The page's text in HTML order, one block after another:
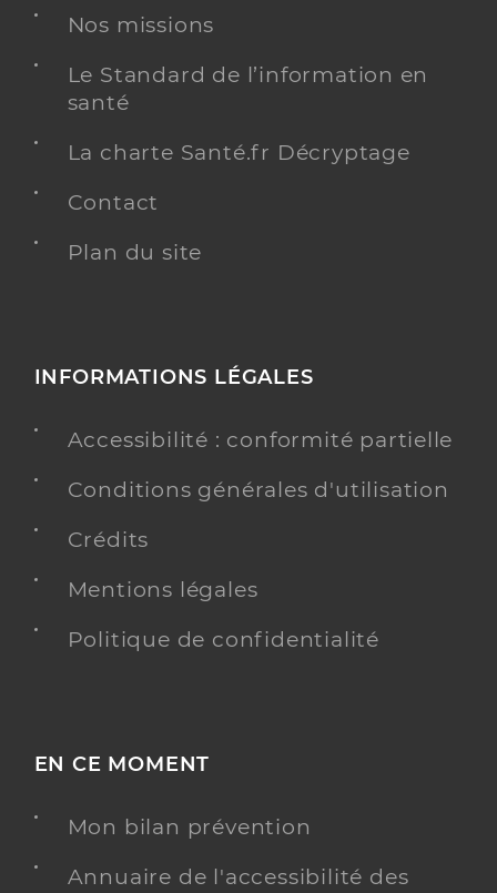
Nos missions
Le Standard de l’information en
santé
La charte Santé.fr Décryptage
Contact
Plan du site
INFORMATIONS LÉGALES
Accessibilité : conformité partielle
Conditions générales d'utilisation
Crédits
Mentions légales
Politique de confidentialité
EN CE MOMENT
Mon bilan prévention
Annuaire de l'accessibilité des